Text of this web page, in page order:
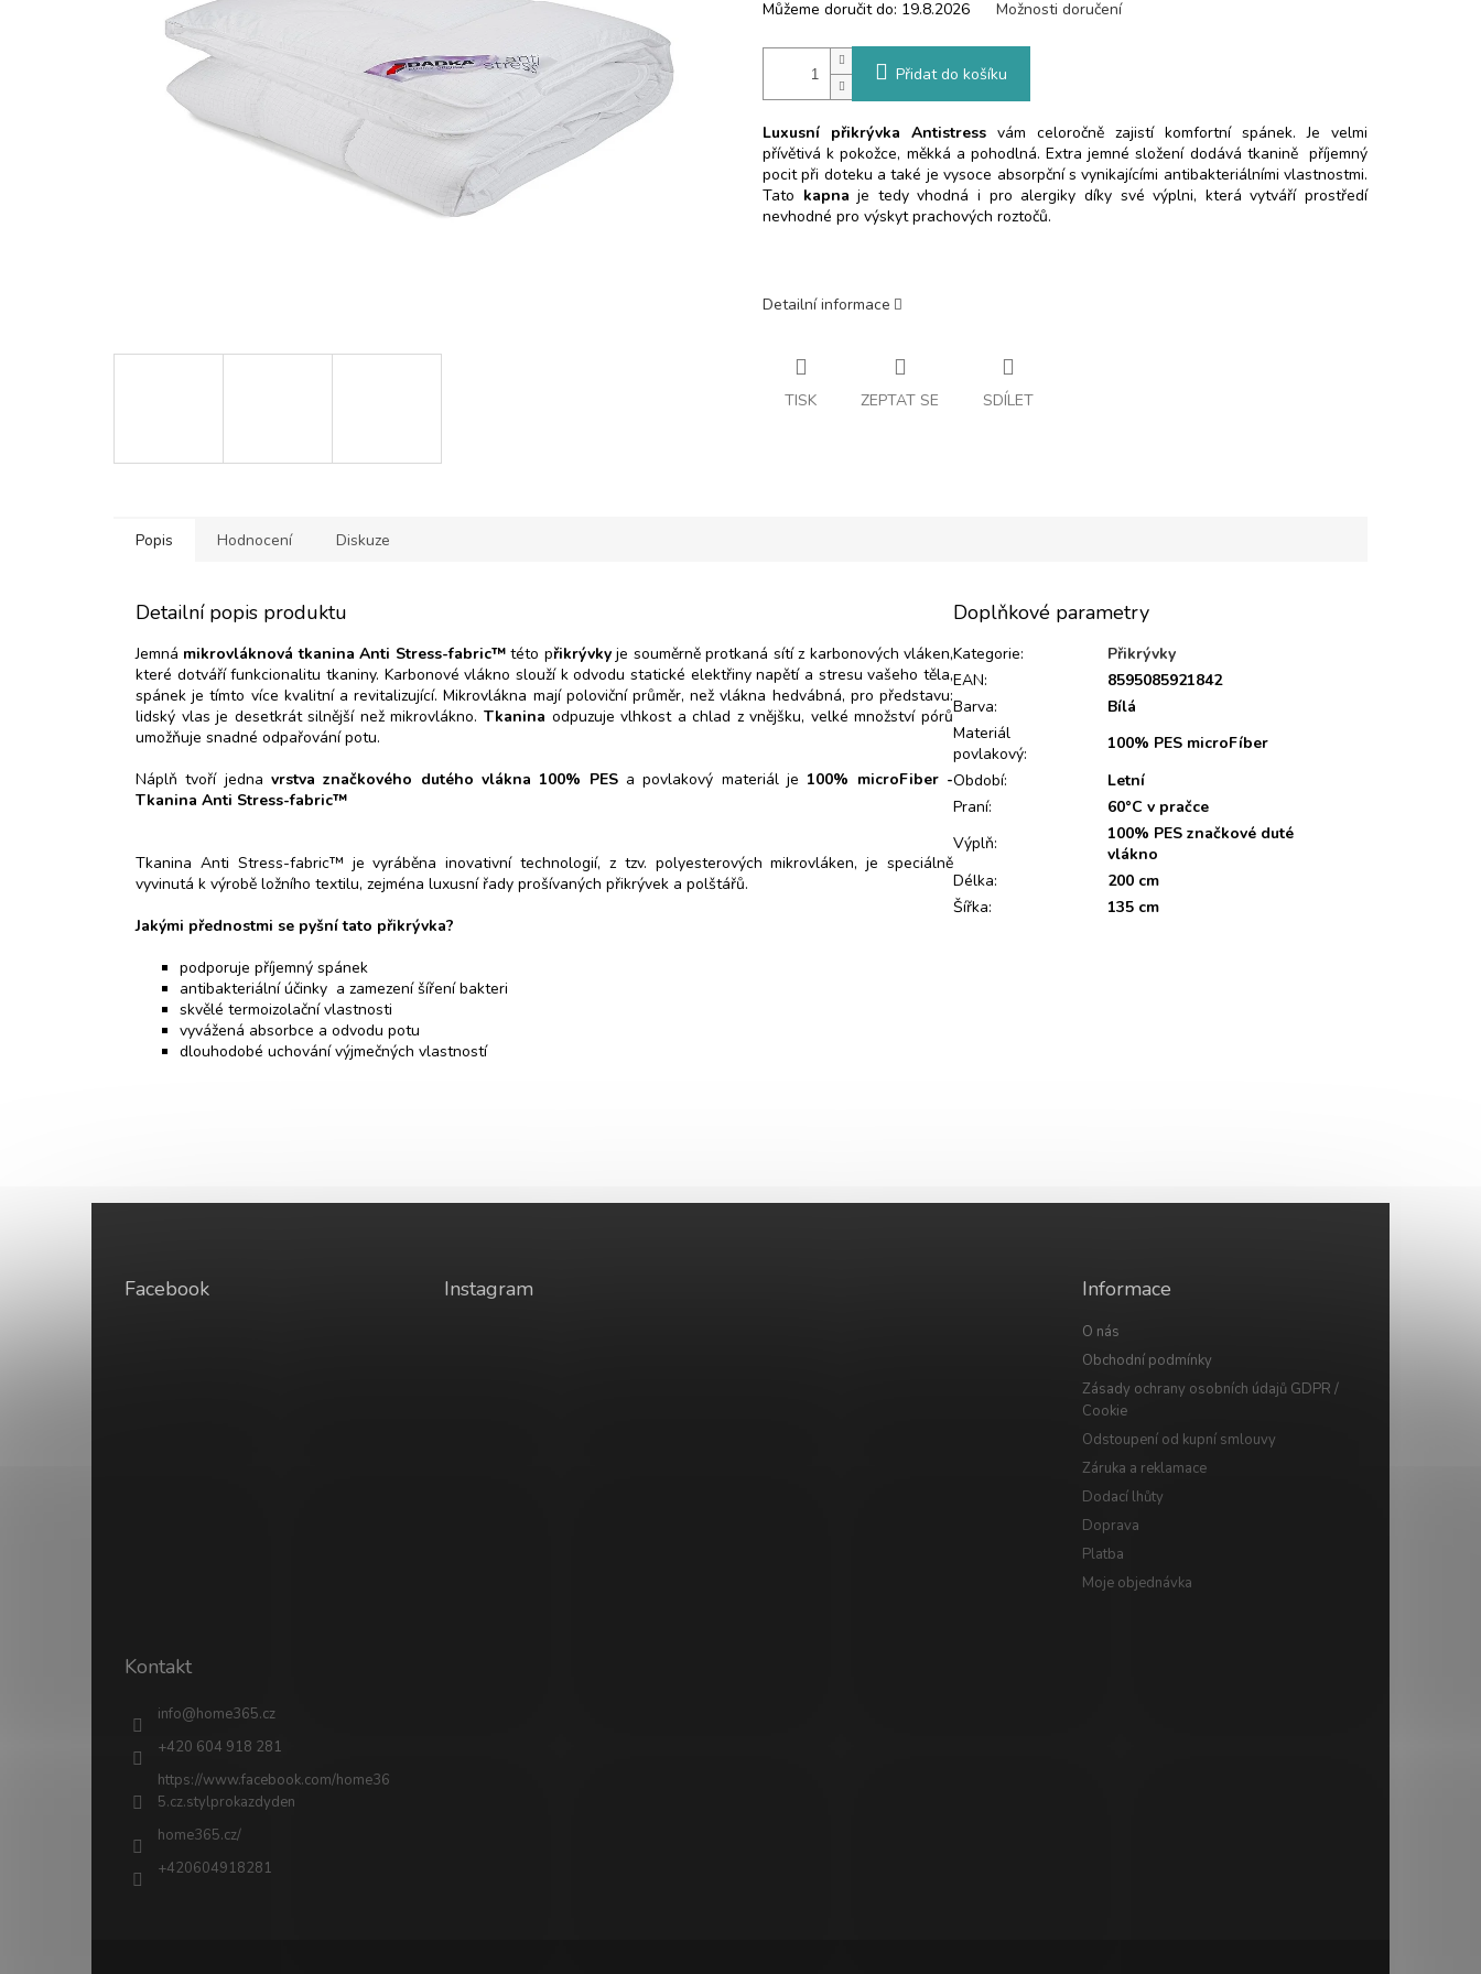
Můžeme doručit do: 19.8.2026 Možnosti doručení
Přidat do košíku
Luxusní přikrývka Antistress vám celoročně zajistí komfortní spánek. Je velmi
přívětivá k pokožce, měkká a pohodlná. Extra jemné složení dodává tkanině příjemný
pocit při doteku a také je vysoce absorpční s vynikajícími antibakteriálními vlastnostmi.
Tato kapna je tedy vhodná i pro alergiky díky své výplni, která vytváří prostředí
nevhodné pro výskyt prachových roztočů.
Detailní informace
TISK ZEPTAT SE SDÍLET
Popis Hodnocení Diskuze
Detailní popis produktu
Jemná mikrovláknová tkanina Anti Stress-fabric™této přikrývkyje souměrně protkaná sítí z karbonových vláken,
které dotváří funkcionalitu tkaniny. Karbonové vlákno slouží k odvodu statické elektřiny napětí a stresu vašeho těla,
spánek je tímto více kvalitní a revitalizující. Mikrovlákna mají poloviční průměr, než vlákna hedvábná, pro představu:
lidský vlas je desetkrát silnější než mikrovlákno. Tkanina odpuzuje vlhkost a chlad z vnějšku, velké množství pórů
umožňuje snadné odpařování potu.
Náplň tvoří jednavrstva značkového dutého vlákna 100% PESa povlakový materiál je 100% microFiber -
Tkanina Anti Stress-fabric™
Tkanina Anti Stress-fabric™ je vyráběna inovativní technologií, z tzv. polyesterových mikrovláken, je speciálně
vyvinutá k výrobě ložního textilu, zejména luxusní řady prošívaných přikrývek a polštářů.
Jakými přednostmi se pyšní tato přikrývka?
podporuje příjemný spánek
antibakteriální účinky a zamezení šíření bakteri
skvělé termoizolační vlastnosti
vyvážená absorbce a odvodu potu
dlouhodobé uchování výjmečných vlastností
Doplňkové parametry
Kategorie:
Přikrývky
EAN:
8595085921842
Barva:
Bílá
Materiál
povlakový:
100% PES microFíber
Období:
Letní
Praní:
60°C v pračce
Výplň:
100% PES značkové duté
vlákno
Délka:
200 cm
Šířka: 135 cm
Facebook Instagram Informace
O nás
Obchodní podmínky
Zásady ochrany osobních údajů GDPR /
Cookie
Odstoupení od kupní smlouvy
Záruka a reklamace
Dodací lhůty
Doprava
Platba
Moje objednávka
Kontakt
info@home365.cz
+420 604 918 281
https://www.facebook.com/home36
5.cz.stylprokazdyden
home365.cz/
+420604918281